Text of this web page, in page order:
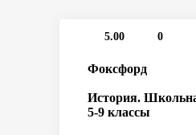
5.00 0
Фоксфорд
История.
5-9 классы